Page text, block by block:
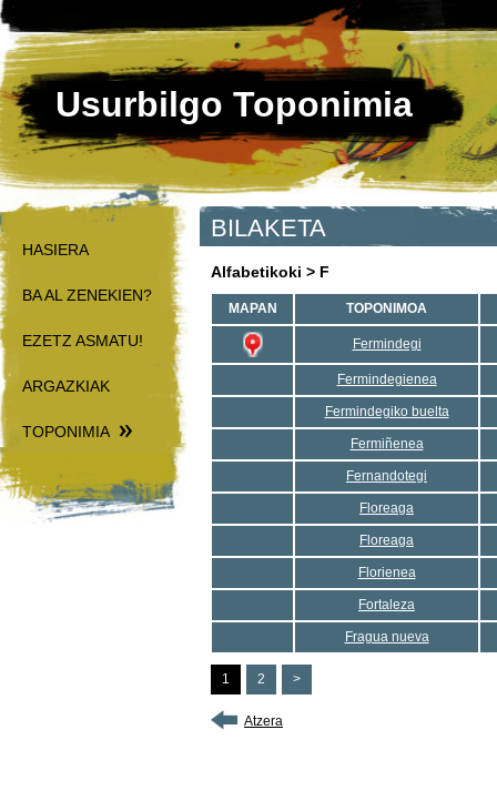
Usurbilgo Toponimia
HASIERA
BA AL ZENEKIEN?
EZETZ ASMATU!
ARGAZKIAK
TOPONIMIA
BILAKETA
Alfabetikoki > F
MAPAN TOPONIMOA
Fermindegi
Fermindegienea
Fermindegiko buelta
Fermiñenea
Fernandotegi
Floreaga
Floreaga
Florienea
Fortaleza
Fragua nueva
1 2 >
Atzera